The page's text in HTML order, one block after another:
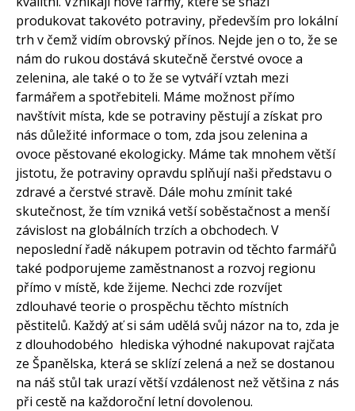
produkovat takovéto potraviny, především pro lokální
trh v čemž vidím obrovský přínos. Nejde jen o to, že se
nám do rukou dostává skutečně čerstvé ovoce a
zelenina, ale také o to že se vytváří vztah mezi
farmářem a spotřebiteli. Máme možnost přímo
navštívit místa, kde se potraviny pěstují a získat pro
nás důležité informace o tom, zda jsou zelenina a
ovoce pěstované ekologicky. Máme tak mnohem větší
jistotu, že potraviny opravdu splňují naši představu o
zdravé a čerstvé stravě. Dále mohu zmínit také
skutečnost, že tím vzniká vetší soběstačnost a menší
závislost na globálních trzích a obchodech. V
neposlední řadě nákupem potravin od těchto farmářů
také podporujeme zaměstnanost a rozvoj regionu
přímo v místě, kde žijeme. Nechci zde rozvíjet
zdlouhavé teorie o prospěchu těchto místních
pěstitelů. Každý ať si sám udělá svůj názor na to, zda je
z dlouhodobého hlediska výhodné nakupovat rajčata
ze Španělska, která se sklízí zelená a než se dostanou
na náš stůl tak urazí větší vzdálenost než většina z nás
při cestě na každoroční letní dovolenou.